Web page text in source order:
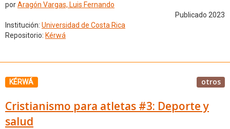
porAragón Vargas, Luis Fernando
Publicado 2023
Institución: Universidad de Costa Rica
Repositorio: Kérwá
KÉRWÁ otros
Cristianismo para atletas #3: Deporte y
salud